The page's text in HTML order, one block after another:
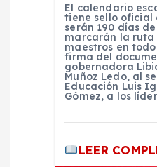
El calendario
tiene sello oficial
serán 190 días
marcarán la ruta
maestros en
firma del
gobernadora
Muñoz Ledo, al
Educación Luis
Gómez, a los
LEER